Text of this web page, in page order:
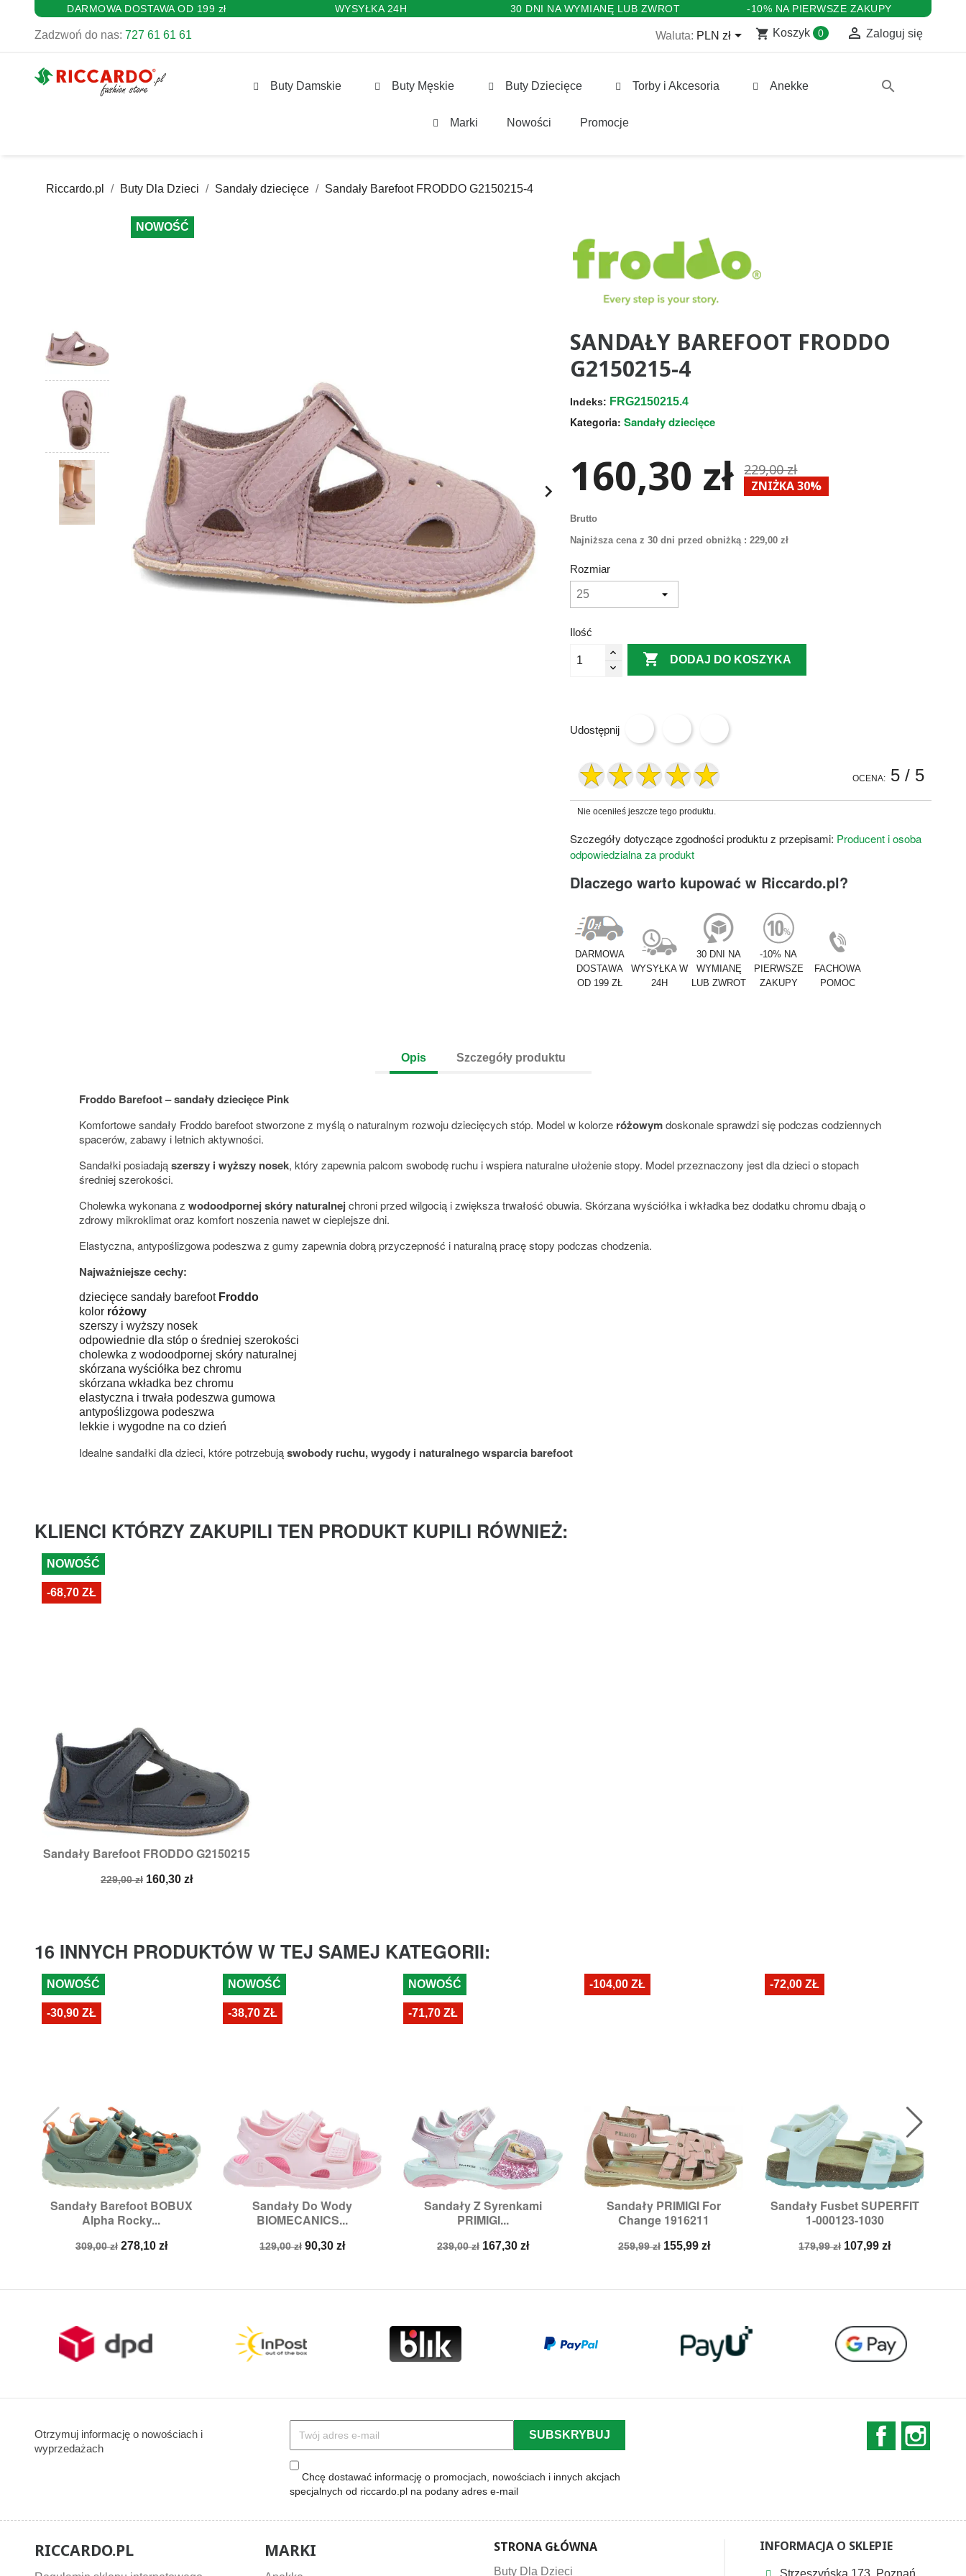
DARMOWA DOSTAWA OD 199 zł WYSYŁKA 24H 30 DNI NA WYMIANĘ LUB ZWROT -10% NA PIERWSZE ZAKUPY
Zadzwoń do nas: 727 61 61 61 Waluta: PLN zł shopping_cart Koszyk 0  Zaloguj się
Buty Damskie Buty Męskie Buty Dziecięce Torby i Akcesoria Anekke
Marki Nowości Promocje
search
Riccardo.pl Buty Dla Dzieci Sandały dziecięce Sandały Barefoot FRODDO G2150215-4
NOWOŚĆ

SANDAŁY BAREFOOT FRODDO
G2150215-4
Indeks: FRG2150215.4
Kategoria: Sandały dziecięce
160,30 zł 229,00 zł
ZNIŻKA 30%
Brutto
Najniższa cena z 30 dni przed obniżką : 229,00 zł
Rozmiar
Ilość
 DODAJ DO KOSZYKA
Udostępnij
OCENA: 5/ 5
Nie oceniłeś jeszcze tego produktu.
Szczegóły dotyczące zgodności produktu z przepisami: Producent i osoba
odpowiedzialna za produkt
Dlaczego warto kupować w Riccardo.pl?
DARMOWA
DOSTAWA
OD 199 ZŁ
WYSYŁKA W
24H
30 DNI NA
WYMIANĘ
LUB ZWROT
-10% NA
PIERWSZE
ZAKUPY
FACHOWA
POMOC
Opis Szczegóły produktu
Froddo Barefoot – sandały dziecięce Pink
Komfortowe sandały Froddobarefoot stworzone z myślą o naturalnym rozwoju dziecięcych stóp. Model w kolorze różowymdoskonale sprawdzi się podczas codziennych
spacerów, zabawy i letnich aktywności.
Sandałki posiadająszerszy i wyższy nosek, który zapewnia palcom swobodę ruchu i wspiera naturalne ułożenie stopy. Model przeznaczony jest dla dzieci o stopach
średniej szerokości.
Cholewka wykonana z wodoodpornej skóry naturalnejchroni przed wilgocią i zwiększa trwałość obuwia. Skórzana wyściółka i wkładka bez dodatku chromu dbają o
zdrowy mikroklimat oraz komfort noszenia nawet w cieplejsze dni.
Elastyczna, antypoślizgowa podeszwa z gumy zapewnia dobrą przyczepność i naturalną pracę stopy podczas chodzenia.
Najważniejsze cechy:
dziecięce sandały barefoot Froddo
kolor różowy
szerszy i wyższy nosek
odpowiednie dla stóp o średniej szerokości
cholewka z wodoodpornej skóry naturalnej
skórzana wyściółka bez chromu
skórzana wkładka bez chromu
elastyczna i trwała podeszwa gumowa
antypoślizgowa podeszwa
lekkie i wygodne na co dzień
Idealne sandałki dla dzieci, które potrzebująswobody ruchu, wygody i naturalnego wsparcia barefoot
KLIENCI KTÓRZY ZAKUPILI TEN PRODUKT KUPILI RÓWNIEŻ:
Sandały Barefoot FRODDO G2150215
Cena
229,00 zł Cena
160,30 zł
Szybki podgląd
NOWOŚĆ
-68,70 ZŁ
16 INNYCH PRODUKTÓW W TEJ SAMEJ KATEGORII:
Sandały Barefoot BOBUX
Alpha Rocky...
Cena
309,00 zł Cena
278,10 zł
Szybki podgląd
Rozmiary:23,25,
NOWOŚĆ
-30,90 ZŁ
Sandały Do Wody
BIOMECANICS...
Cena
129,00 zł Cena
90,30 zł
Szybki podgląd
Rozmiary:26,28,29,
NOWOŚĆ
-38,70 ZŁ
Sandały Z Syrenkami
PRIMIGI...
Cena
239,00 zł Cena
167,30 zł
Szybki podgląd
Rozmiary: 27, 28,30,
NOWOŚĆ
-71,70 ZŁ
Sandały PRIMIGI For
Change 1916211
Cena
259,99 zł Cena
155,99 zł
Szybki podgląd
Rozmiary:36
-104,00 ZŁ
Sandały Fusbet SUPERFIT
1-000123-1030
Cena
179,99 zł Cena
107,99 zł
Szybki podgląd
Rozmiary:29,30,
-72,00 ZŁ
Otrzymuj informację o nowościach i
wyprzedażach
Chcę dostawać informację o promocjach, nowościach i innych akcjach
specjalnych od riccardo.pl na podany adres e-mail
Facebook
RICCARDO.PL MARKI STRONA GŁÓWNA
Buty Dla Dzieci
INFORMACJA O SKLEPIE